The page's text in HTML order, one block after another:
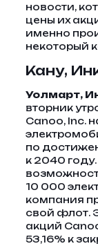
новости,
цены их
именно
некоторый
Кану,
Уолмарт,
вторник
Canoo, Inc.
по
к 2040
10 000
компания
свой флот.
акций
53,16% к